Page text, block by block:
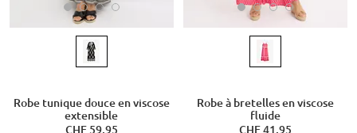
Robe tunique douce en viscose
extensible
CHF 59,95
Robe à bretelles en viscose
fluide
CHF 41,95